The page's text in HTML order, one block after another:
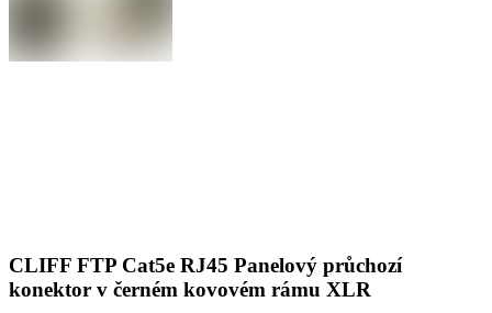
CLIFF FTP Cat5e RJ45 Panelový průchozí
konektor v černém kovovém rámu XLR